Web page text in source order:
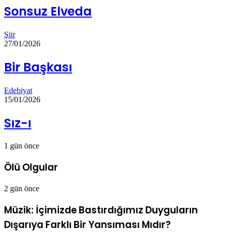
Sonsuz Elveda
Şiir
27/01/2026
Bir Başkası
Edebiyat
15/01/2026
Sız-ı
1 gün önce
Ölü Olgular
2 gün önce
Müzik: İçimizde Bastırdığımız Duyguların
Dışarıya Farklı Bir Yansıması Mıdır?